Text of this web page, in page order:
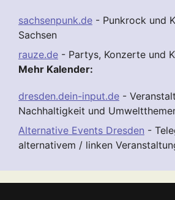
sachsenpunk.de - Punkrock und
Sachsen
rauze.de - Partys, Konzerte und
Mehr Kalender:
dresden.dein-input.de -
Nachhaltigkeit und
Alternative Events Dresden -
alternativem / linken